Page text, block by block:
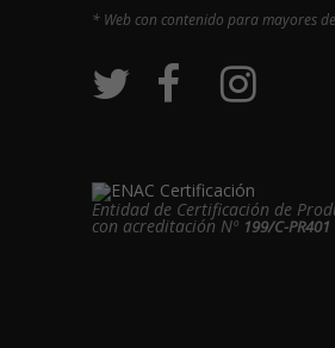
* Web con contenido para mayores
Entidad de Certificación de
con acreditación Nº 199/C-PR401